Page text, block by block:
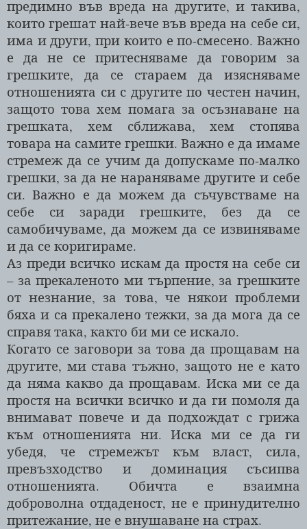
предимно във вреда на другите, и такива,
които грешат най-вече във вреда на себе си,
има и други, при които е по-смесено. Важно
е да не се притесняваме да говорим за
грешките, да се стараем да изясняваме
отношенията си с другите по честен начин,
защото това хем помага за осъзнаване на
грешката, хем сближава, хем стопява
товара на самите грешки. Важно е да имаме
стремеж да се учим да допускаме по-малко
грешки, за да не нараняваме другите и себе
си. Важно е да можем да съчувстваме на
себе си заради грешките, без да се
самобичуваме, да можем да се извиняваме
и да се коригираме.
Аз преди всичко искам да простя на себе си
– за прекаленото ми търпение, за грешките
от незнание, за това, че някои проблеми
бяха и са прекалено тежки, за да мога да се
справя така, както би ми се искало.
Когато се заговори за това да прощавам на
другите, ми става тъжно, защото не е като
да няма какво да прощавам. Иска ми се да
простя на всички всичко и да ги помоля да
внимават повече и да подхождат с грижа
към отношенията ни. Иска ми се да ги
убедя, че стремежът към власт, сила,
превъзходство и доминация съсипва
отношенията. Обичта е взаимна
доброволна отдаденост, не е принудително
притежание, не е внушаване на страх.